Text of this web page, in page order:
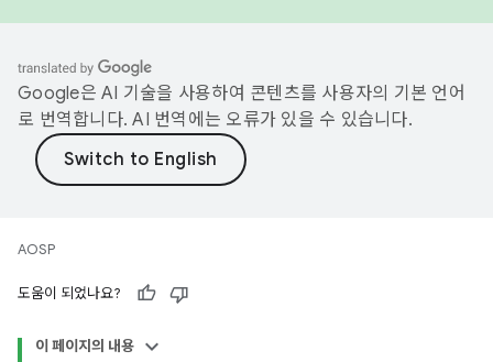
Google은 AI 기술을 사용하여 콘텐츠를 사용자의 기본 언어
로 번역합니다. AI 번역에는 오류가 있을 수 있습니다.
AOSP
도움이 되었나요?
이 페이지의 내용